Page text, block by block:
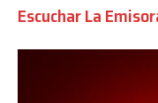
Escuchar La